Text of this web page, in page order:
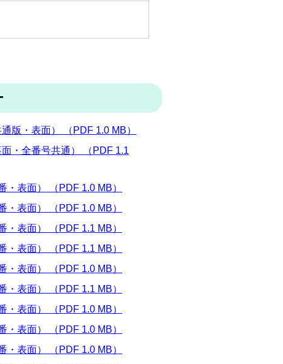
版・表面） （PDF 1.0 MB）
・全番号共通） （PDF 1.1
表面） （PDF 1.0 MB）
表面） （PDF 1.0 MB）
表面） （PDF 1.1 MB）
表面） （PDF 1.1 MB）
表面） （PDF 1.0 MB）
表面） （PDF 1.1 MB）
表面） （PDF 1.0 MB）
表面） （PDF 1.0 MB）
表面） （PDF 1.0 MB）